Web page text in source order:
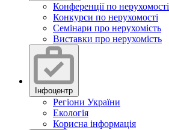
Конференції по нерухомості
Конкурси по нерухомості
Семінари про нерухомість
Виставки про нерухомість
Інфоцентр
Регіони України
Екологія
Корисна інформація